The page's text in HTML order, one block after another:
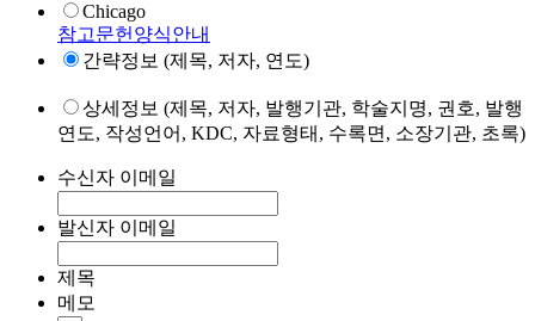
Chicago
참고문헌양식안내
간략정보 (제목, 저자, 연도)
상세정보 (제목, 저자, 발행기관, 학술지명, 권호, 발행
연도, 작성언어, KDC, 자료형태, 수록면, 소장기관, 초록)
수신자 이메일
발신자 이메일
제목
메모